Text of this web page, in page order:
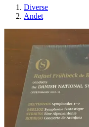
Diverse
Andet